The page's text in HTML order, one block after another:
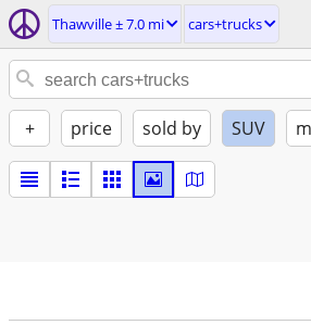
Thawville ± 7.0 mi cars+trucks
+ price sold by SUV